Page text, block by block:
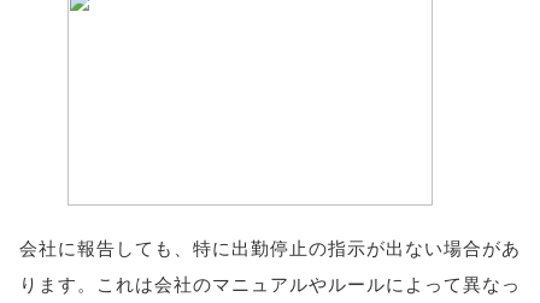
会社に報告しても、特に出勤停止の指示が出ない場合があ
ります。これは会社のマニュアルやルールによって異なっ